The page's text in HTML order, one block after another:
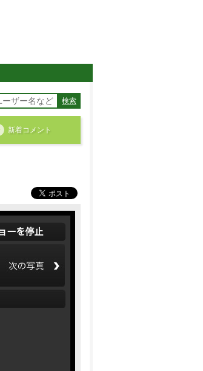
検索
新着コメント